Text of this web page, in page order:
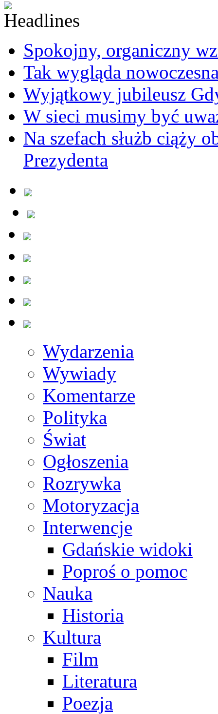
Spokojny, organiczny
Tak wygląda
Wyjątkowy jubileusz
W sieci musimy być
Na szefach służb ciąży
Prezydenta
Wydarzenia
Wywiady
Komentarze
Polityka
Świat
Ogłoszenia
Rozrywka
Motoryzacja
Interwencje
Gdańskie widoki
Poproś o pomoc
Nauka
Historia
Kultura
Film
Literatura
Poezja